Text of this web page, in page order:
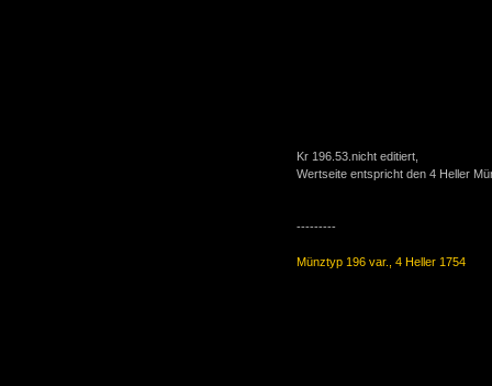
Kr 196.53.nicht editiert,
Wertseite entspricht den 4 Heller
---------
Münztyp 196 var., 4 Heller 1754